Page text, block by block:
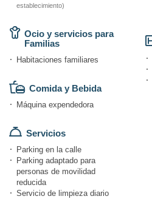
establecimiento)
Ocio y servicios para
Familias
Habitaciones familiares
Comida y Bebida
Máquina expendedora
Servicios
Parking en la calle
Parking adaptado para
personas de movilidad
reducida
Servicio de limpieza diario